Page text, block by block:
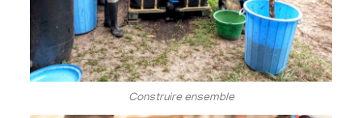
Construire ensemble